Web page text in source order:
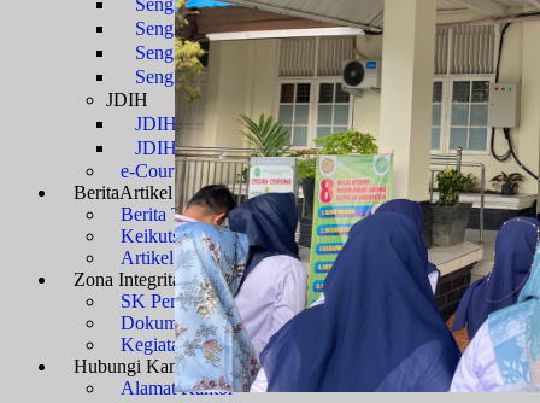
Sengketa Administrasi
Sengketa Informasi
Sengketa PTbPuKu
Sengketa Proses Pemilu
JDIH
JDIH Mahkamah Agung
JDIH PTUN Banjarmasin
e-Court
BeritaArtikel & Galeri
Berita Terkini & Pengumuman
Keikutsertaan Bimtek dan Diklat
Artikel
Zona IntegritasMenuju WBK-WBBM
SK Pembangunan Zona Integritas
Dokumen Pembangunan Zona Integritas
Kegiatan Pembangunan Zona Integritas
Hubungi Kami Kontak & Alamat
Alamat Kantor